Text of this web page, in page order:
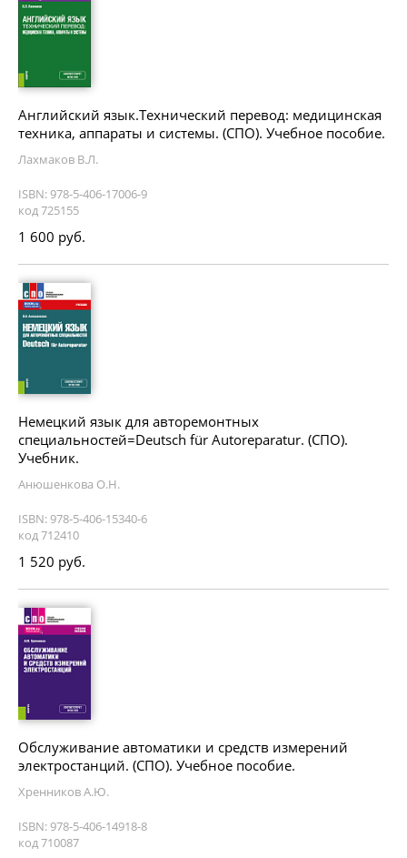
Английский язык.Технический перевод: медицинская
техника, аппараты и системы. (СПО). Учебное пособие.
Лахмаков В.Л.
ISBN: 978-5-406-17006-9
код 725155
1 600 руб.
Немецкий язык для авторемонтных
специальностей=Deutsch für Autoreparatur. (СПО).
Учебник.
Анюшенкова О.Н.
ISBN: 978-5-406-15340-6
код 712410
1 520 руб.
Обслуживание автоматики и средств измерений
электростанций. (СПО). Учебное пособие.
Хренников А.Ю.
ISBN: 978-5-406-14918-8
код 710087